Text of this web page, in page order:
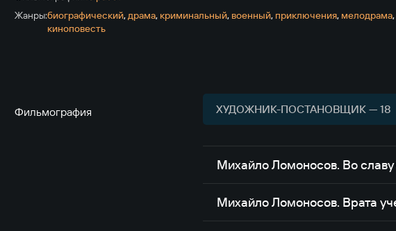
Жанры:биографический,драма, криминальный, военный, приключе­ния, мелодрама,
киноповесть
Фильмография ХУДОЖНИК-ПОСТАНОВЩИК — 18
Михайло Ломоносов. Во славу
Михайло Ломоносов. Врата